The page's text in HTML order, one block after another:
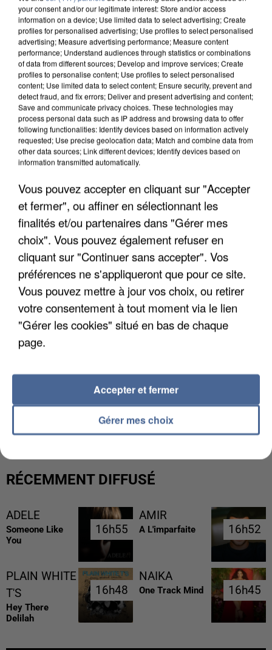
UNE TOURISTE DE L’OISE EMPORTÉE PAR UNE
LES DONNÉES DE 300 000 CLIENTS DÉROBÉES À
INTERMARCHÉ APRÈS UNE...
RÉCEMMENT DIFFUSÉ
ADELE
Someone Like
You
16h55
16h55
AMIR
A L'imparfaite 16h52
16h52
PLAIN WHITE
T'S
Hey There
Delilah
16h48
16h48
NAIKA
One Track Mind 16h45
16h45
your consent and/or our legitimate interest: Store and/or access
information on a device; Use limited data to select advertising; Create
profiles for personalised advertising; Use profiles to select personalised
advertising; Measure advertising performance; Measure content
performance; Understand audiences through statistics or combinations
of data from different sources; Develop and improve services; Create
profiles to personalise content; Use profiles to select personalised
content; Use limited data to select content; Ensure security, prevent and
detect fraud, and fix errors; Deliver and present advertising and content;
Save and communicate privacy choices. These technologies may
process personal data such as IP address and browsing data to offer
following functionalities: Identify devices based on information actively
requested; Use precise geolocation data; Match and combine data from
other data sources; Link different devices; Identify devices based on
information transmitted automatically.
Vous pouvez accepter en cliquant sur "Accepter
et fermer", ou affiner en sélectionnant les
finalités et/ou partenaires dans "Gérer mes
choix". Vous pouvez également refuser en
cliquant sur "Continuer sans accepter". Vos
préférences ne s'appliqueront que pour ce site.
Vous pouvez mettre à jour vos choix, ou retirer
votre consentement à tout moment via le lien
"Gérer les cookies" situé en bas de chaque
page.
Gérer mes choix
Accepter et fermer